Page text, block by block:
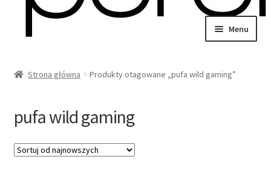
Menu
Strona główna Produkty otagowane „pufa wild gaming”
pufa wild gaming